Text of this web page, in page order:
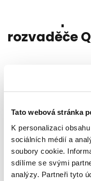
Tato webová stránka
K personalizaci
sociálních médií a
soubory cookie.
sdílíme se svými
analýzy. Partneři tyto
Vertiv -
rozvaděče